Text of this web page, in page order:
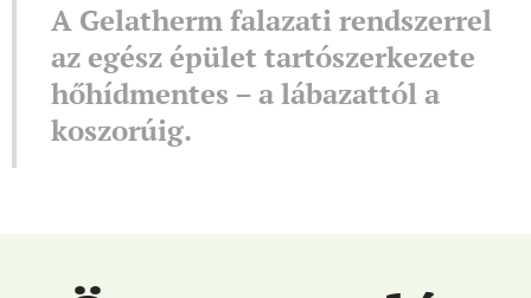
A Gelatherm falazati rendszerrel
az egész épület tartószerkezete
hőhídmentes – a lábazattól a
koszorúig.